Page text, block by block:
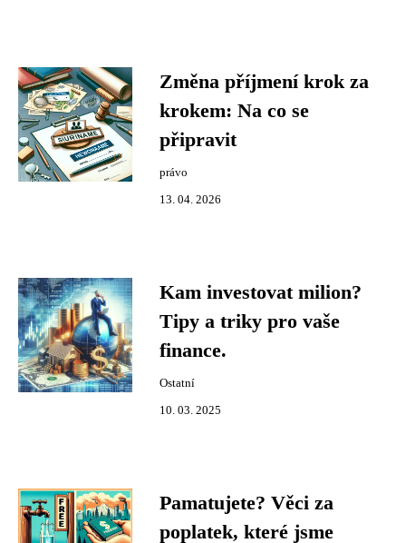
Změna příjmení krok za
krokem: Na co se
připravit
právo
13. 04. 2026
Kam investovat milion?
Tipy a triky pro vaše
finance.
Ostatní
10. 03. 2025
Pamatujete? Věci za
poplatek, které jsme